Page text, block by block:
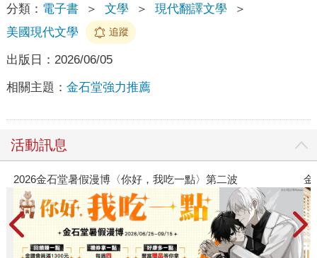
分類： 電子書 ＞ 文學 ＞ 現代翻譯文學
＞
美國現代文學
追蹤
出版日： 2026/06/05
相關主題： 金石堂強力推薦
活動訊息
假漫博〈你好，我吃一點〉第二波 金石堂2026海外